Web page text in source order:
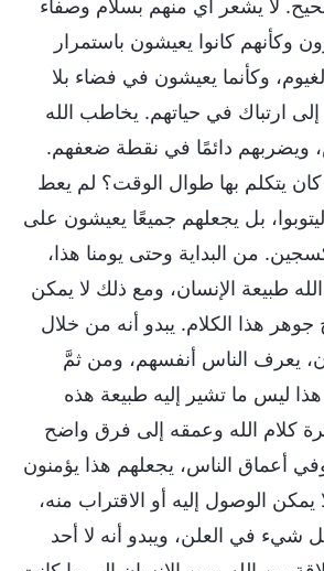
لا يشعر أي منهم بسلام وصفاء
وكأنهم كانوا يعيشون باستمرار
وكأنما يعيشون في فضاء بلا
ارتباك في حياتهم. يخاطب الله
ويضربهم دائمًا في نقطة ضعفهم.
كان يتكلم بها طوال الوقت؟ لم يعط
بل يجعلهم جميعًا يعيشون على
من البداية وحتى يومنا هذا،
طبيعة الإنسان، ومع ذلك لا يمكن
هذا الكلام. يبدو أنه من خلال
يعرف الناس أنفسهم، ومن ثمَّ
ليس ما تشير إليه طبيعة هذه
كلام الله وعمقه إلى فرق واضح
أعماق الناس، يجعلهم هذا يؤمنون
يمكن الوصول إليه أو الاقتراب منه،
في العلن، ويبدو أنه لا أحد